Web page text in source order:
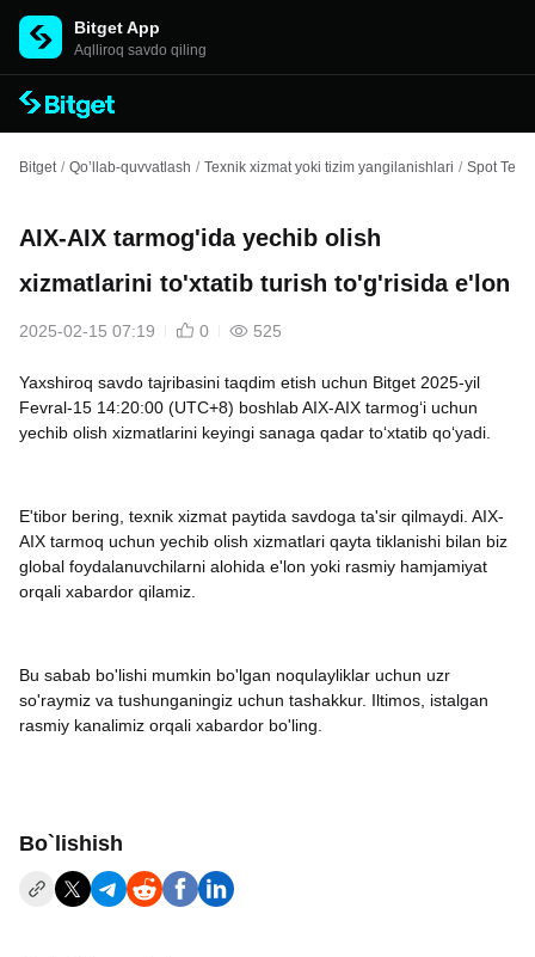
Bitget App
Aqlliroq savdo qiling
Bitget / Qo’llab-quvvatlash / Texnik xizmat yoki tizim yangilanishlari / Spot
AIX-AIX tarmog'ida yechib olish
xizmatlarini to'xtatib turish to'g'risida e'lon
2025-02-15 07:19 0 525
Yaxshiroq savdo tajribasini taqdim etish uchun Bitget 2025-yil
Fevral-15 14:20:00 (UTC+8) boshlab AIX-AIX tarmog‘i uchun
yechib olish xizmatlarini keyingi sanaga qadar to‘xtatib qo‘yadi.
E'tibor bering, texnik xizmat paytida savdoga ta'sir qilmaydi. AIX-
AIX tarmoq uchun yechib olish xizmatlari qayta tiklanishi bilan biz
global foydalanuvchilarni alohida e'lon yoki rasmiy hamjamiyat
orqali xabardor qilamiz.
Bu sabab bo'lishi mumkin bo'lgan noqulayliklar uchun uzr
so'raymiz va tushunganingiz uchun tashakkur. Iltimos, istalgan
rasmiy kanalimiz orqali xabardor bo'ling.
Bo`lishish